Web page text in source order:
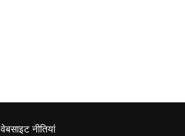
वेबसाइट नीतियां